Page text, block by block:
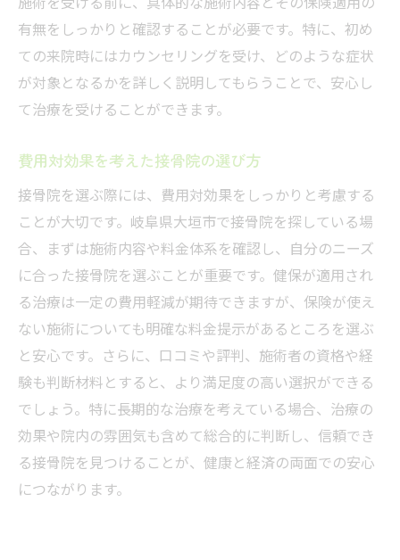
有無をしっかりと確認することが必要です。特に、初め
ての来院時にはカウンセリングを受け、どのような症状
が対象となるかを詳しく説明してもらうことで、安心し
て治療を受けることができます。
費用対効果を考えた接骨院の選び方
接骨院を選ぶ際には、費用対効果をしっかりと考慮する
ことが大切です。岐阜県大垣市で接骨院を探している場
合、まずは施術内容や料金体系を確認し、自分のニーズ
に合った接骨院を選ぶことが重要です。健保が適用され
る治療は一定の費用軽減が期待できますが、保険が使え
ない施術についても明確な料金提示があるところを選ぶ
と安心です。さらに、口コミや評判、施術者の資格や経
験も判断材料とすると、より満足度の高い選択ができる
でしょう。特に長期的な治療を考えている場合、治療の
効果や院内の雰囲気も含めて総合的に判断し、信頼でき
る接骨院を見つけることが、健康と経済の両面での安心
につながります。